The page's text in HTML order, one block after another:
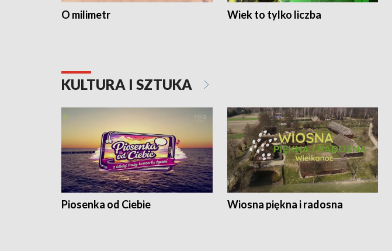
O milimetr Wiek to tylko liczba
KULTURA I SZTUKA
Piosenka od Ciebie Wiosna piękna i radosna